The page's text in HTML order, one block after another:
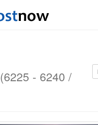
(6225 - 6240 /